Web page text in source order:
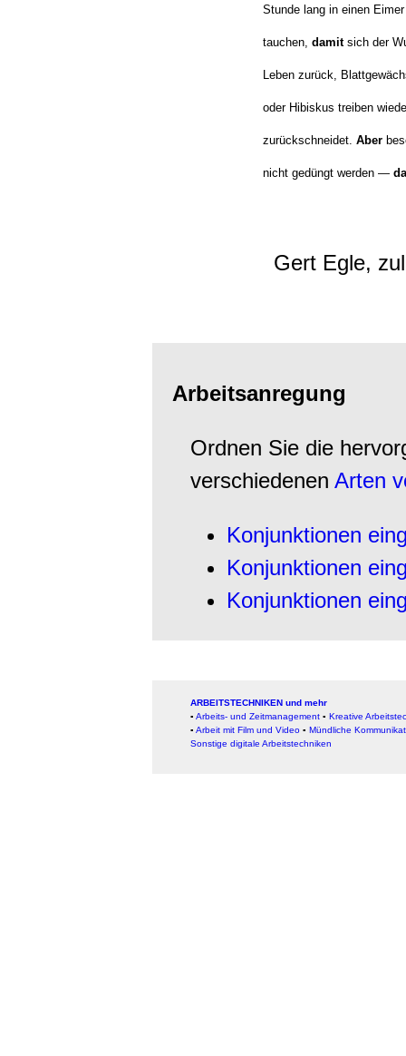
Stunde lang in einen
tauchen, damitsich der
Leben zurück,
oder Hibiskus treiben
zurückschneidet. Aber
nicht gedüngt werden —
Gert Egle,
Arbeitsanregung
Ordnen Sie die
verschiedenen Arten
Konjunktionen
Konjunktionen
Konjunktionen
ARBEITSTECHNIKEN und mehr
▪ Arbeits- und Zeitmanagement ▪ Kreative
▪ Arbeit mit Film und Video ▪ Mündliche
Sonstige digitale Arbeitstechniken